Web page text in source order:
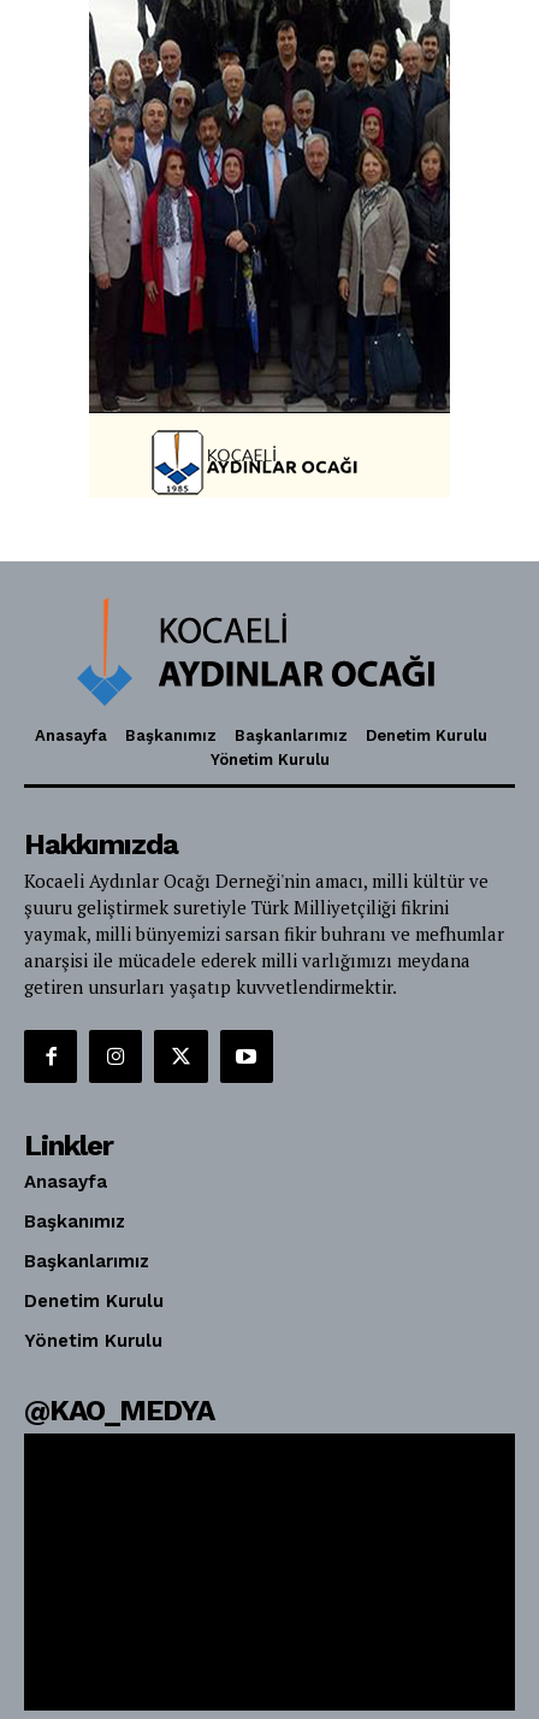
Anasayfa Başkanımız Başkanlarımız
Denetim Kurulu
Yönetim Kurulu
Hakkımızda
Kocaeli Aydınlar Ocağı Derneği'nin amacı, milli kültür ve
şuuru geliştirmek suretiyle Türk Milliyetçiliği fikrini
yaymak, milli bünyemizi sarsan fikir buhranı ve mefhumlar
anarşisi ile mücadele ederek milli varlığımızı meydana
getiren unsurları yaşatıp kuvvetlendirmektir.
Linkler
Anasayfa
Başkanımız
Başkanlarımız
Denetim Kurulu
Yönetim Kurulu
@KAO_MEDYA